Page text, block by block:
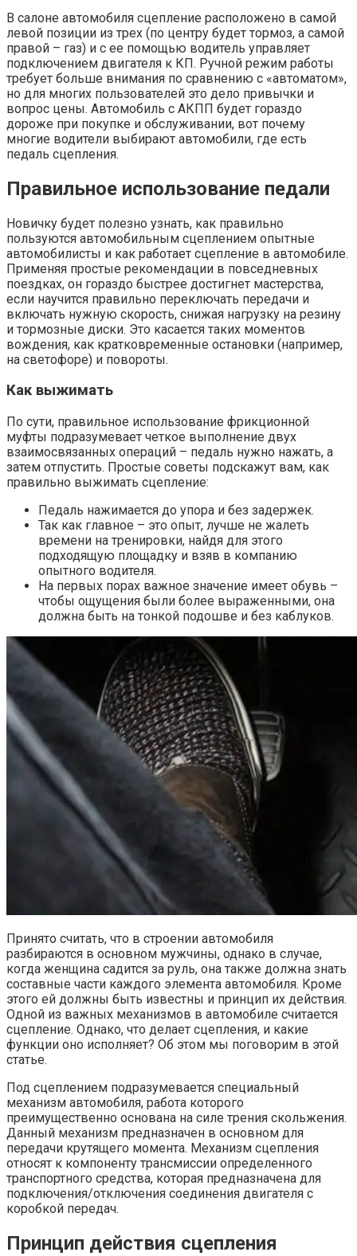
В салоне автомобиля сцепление расположено в самой
левой позиции из трех (по центру будет тормоз, а самой
правой – газ) и с ее помощью водитель управляет
подключением двигателя к КП. Ручной режим работы
требует больше внимания по сравнению с «автоматом»,
но для многих пользователей это дело привычки и
вопрос цены. Автомобиль с АКПП будет гораздо
дороже при покупке и обслуживании, вот почему
многие водители выбирают автомобили, где есть
педаль сцепления.
Правильное использование педали­
Новичку будет полезно узнать, как правильно
пользуются автомобильным сцеплением опытные
автомобилисты и как работает сцепление в автомобиле.
Применяя простые рекомендации в повседневных
поездках, он гораздо быстрее достигнет мастерства,
если научится правильно переключать передачи и
включать нужную скорость, снижая нагрузку на резину
и тормозные диски. Это касается таких моментов
вождения, как кратковременные остановки (например,
на светофоре) и повороты.
Как выжимать
По сути, правильное использование фрикционной
муфты подразумевает четкое выполнение двух
взаимосвязанных операций – педаль нужно нажать, а
затем отпустить. Простые советы подскажут вам, как
правильно выжимать сцепление:
Педаль нажимается до упора и без задержек.
Так как главное – это опыт, лучше не жалеть
времени на тренировки, найдя для этого
подходящую площадку и взяв в компанию
опытного водителя.
На первых порах важное значение имеет обувь –
чтобы ощущения были более выраженными, она
должна быть на тонкой подошве и без каблуков.
Принято считать, что в строении автомобиля
разбираются в основном мужчины, однако в случае,
когда женщина садится за руль, она также должна знать
составные части каждого элемента автомобиля. Кроме
этого ей должны быть известны и принцип их действия.
Одной из важных механизмов в автомобиле считается
сцепление. Однако, что делает сцепления, и какие
функции оно исполняет? Об этом мы поговорим в этой
статье.
Под сцеплением подразумевается специальный
механизм автомобиля, работа которого
преимущественно основана на силе трения скольжения.
Данный механизм предназначен в основном для
передачи крутящего момента. Механизм сцепления
относят к компоненту трансмиссии определенного
транспортного средства, которая предназначена для
подключения/отключения соединения двигателя с
коробкой передач.
Принцип действия сцепления